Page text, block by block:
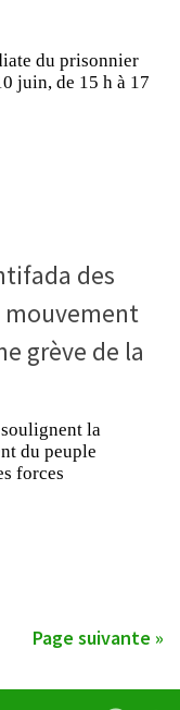
du prisonnier
juin, de 15 h à 17
des
grève de la
la
du peuple
forces
Page suivante »